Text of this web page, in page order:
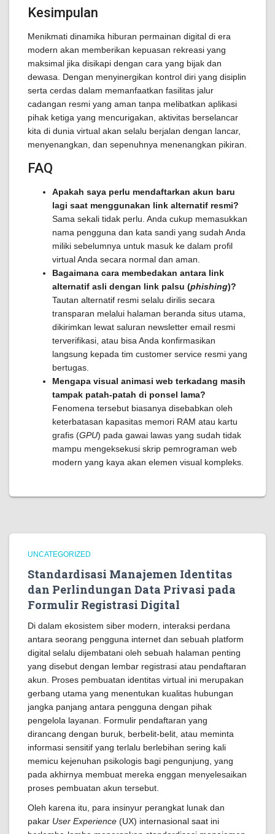
Kesimpulan
Menikmati dinamika hiburan permainan digital di era
modern akan memberikan kepuasan rekreasi yang
maksimal jika disikapi dengan cara yang bijak dan
dewasa. Dengan menyinergikan kontrol diri yang disiplin
serta cerdas dalam memanfaatkan fasilitas jalur
cadangan resmi yang aman tanpa melibatkan aplikasi
pihak ketiga yang mencurigakan, aktivitas berselancar
kita di dunia virtual akan selalu berjalan dengan lancar,
menyenangkan, dan sepenuhnya menenangkan pikiran.
FAQ
Apakah saya perlu mendaftarkan akun baru
lagi saat menggunakan link alternatif resmi?
Sama sekali tidak perlu. Anda cukup memasukkan
nama pengguna dan kata sandi yang sudah Anda
miliki sebelumnya untuk masuk ke dalam profil
virtual Anda secara normal dan aman.
Bagaimana cara membedakan antara link
alternatif asli dengan link palsu (phishing)?
Tautan alternatif resmi selalu dirilis secara
transparan melalui halaman beranda situs utama,
dikirimkan lewat saluran newsletter email resmi
terverifikasi, atau bisa Anda konfirmasikan
langsung kepada tim customer service resmi yang
bertugas.
Mengapa visual animasi web terkadang masih
tampak patah-patah di ponsel lama?
Fenomena tersebut biasanya disebabkan oleh
keterbatasan kapasitas memori RAM atau kartu
grafis (GPU) pada gawai lawas yang sudah tidak
mampu mengeksekusi skrip pemrograman web
modern yang kaya akan elemen visual kompleks.
UNCATEGORIZED
Standardisasi Manajemen Identitas
dan Perlindungan Data Privasi pada
Formulir Registrasi Digital
Di dalam ekosistem siber modern, interaksi perdana
antara seorang pengguna internet dan sebuah platform
digital selalu dijembatani oleh sebuah halaman penting
yang disebut dengan lembar registrasi atau pendaftaran
akun. Proses pembuatan identitas virtual ini merupakan
gerbang utama yang menentukan kualitas hubungan
jangka panjang antara pengguna dengan pihak
pengelola layanan. Formulir pendaftaran yang
dirancang dengan buruk, berbelit-belit, atau meminta
informasi sensitif yang terlalu berlebihan sering kali
memicu kejenuhan psikologis bagi pengunjung, yang
pada akhirnya membuat mereka enggan menyelesaikan
proses pembuatan akun tersebut.
Oleh karena itu, para insinyur perangkat lunak dan
pakar User Experience (UX) internasional saat ini